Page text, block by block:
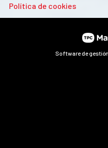
Política de cookies
Software de